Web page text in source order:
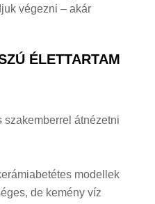
végezni – akár
ÉLETTARTAM
szakemberrel átnézetni
modellek
de kemény víz